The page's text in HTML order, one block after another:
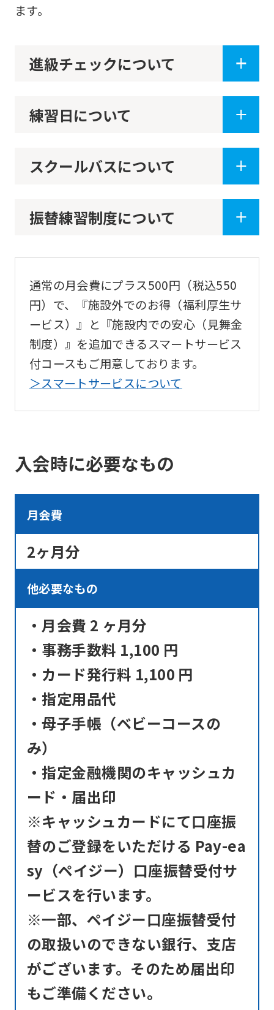
ます。
進級チェックについて
練習日について
スクールバスについて
振替練習制度について
通常の月会費にプラス500円（税込550
円）で、『施設外でのお得（福利厚生サ
ービス）』と『施設内での安心（見舞金
制度）』を追加できるスマートサービス
付コースもご用意しております。
＞スマートサービスについて
入会時に必要なもの
月会費
2ヶ月分
他必要なもの
・月会費 2 ヶ月分
・事務手数料 1,100 円
・カード発行料 1,100 円
・指定用品代
・母子手帳（ベビーコースの
み）
・指定金融機関のキャッシュカ
ード・届出印
※キャッシュカードにて口座振
替のご登録をいただける Pay-ea
sy（ペイジー）口座振替受付サ
ービスを行います。
※一部、ペイジー口座振替受付
の取扱いのできない銀行、支店
がございます。そのため届出印
もご準備ください。
an
Japanese
version
this
will
be
translated
mechanically,
so
it
may
not
be
accurate
translation.
The
may
from
original
content.
We
ask
that
fully
this
the
service.